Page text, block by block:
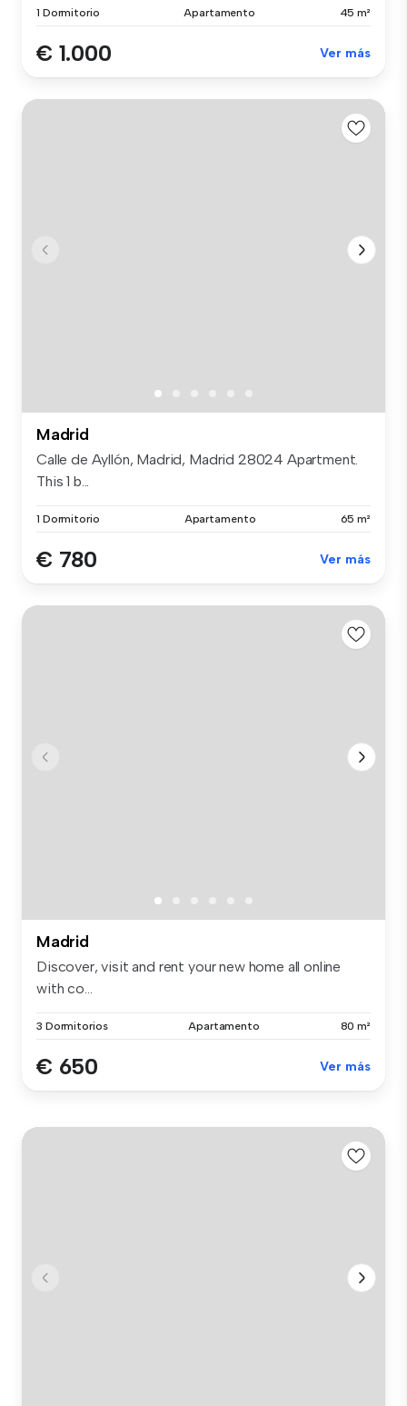
1 Dormitorio Apartamento 45 m²
€ 1.000 Ver más
Madrid
Calle de Ayllón, Madrid, Madrid 28024 Apartment.
This 1 b...
1 Dormitorio Apartamento 65 m²
€ 780 Ver más
Madrid
Discover, visit and rent your new home all online
with co...
3 Dormitorios Apartamento 80 m²
€ 650 Ver más